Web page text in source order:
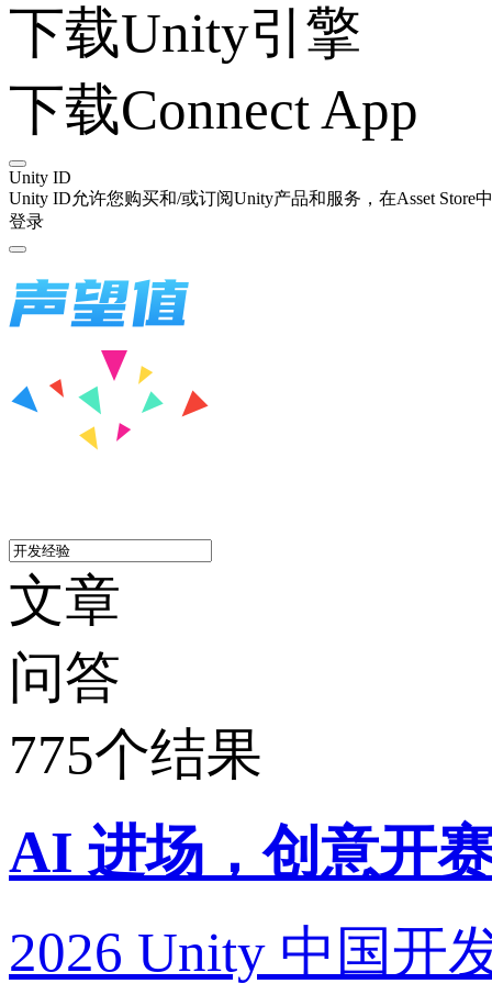
下载Unity引擎
下载Connect App
Unity ID
Unity ID允许您购买和/或订阅Unity产品和服务，在Asset Store
登录
文章
问答
775个结果
AI 进场，创意开
2026 Unity 中国开